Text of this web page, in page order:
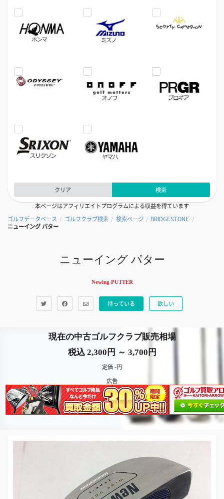
クリア
検索
本ページはアフィリエイトプログラムによる収益を得ています
ゴルフデータベース / ゴルフクラブ検索 / 検索ページ / BRIDGESTONE /
ニューイング パター
ニューイング パター
Newing PUTTER
持っている 欲しい
現在の中古ゴルフクラブ販売相場
税込 2,300円 ～ 3,700円
定価 -円
広告